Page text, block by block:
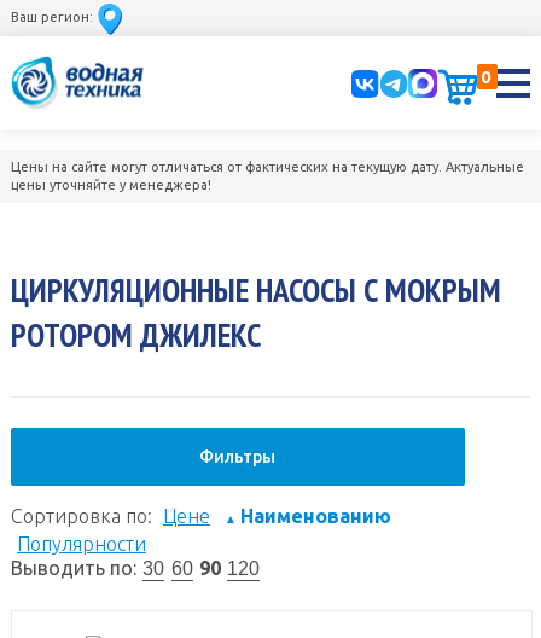
Ваш регион:
0
Цены на сайте могут отличаться от фактических на текущую дату. Актуальные
цены уточняйте у менеджера!
ЦИРКУЛЯЦИОННЫЕ НАСОСЫ С МОКРЫМ
РОТОРОМ ДЖИЛЕКС
Фильтры
Сортировка по: Цене ▲ Наименованию
Популярности
Выводить по: 30 60 90 120